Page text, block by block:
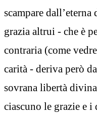
scampare
grazia altrui - che è
contraria (come
carità - deriva però
sovrana libertà
ciascuno le grazie e i